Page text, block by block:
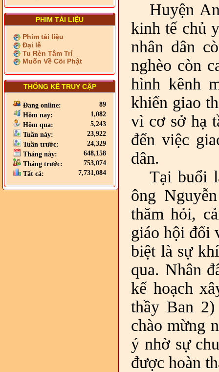
PHIM TÀI LIỆU
Phim tài liệu
Đại lễ
Tu Rèn Tâm Trí
Muốn Về Cõi Phật
THỐNG KÊ TRUY CẬP
Đang online:
89
Hôm nay:
1,082
Hôm qua:
5,243
Tuần này:
23,922
Tuần trước:
24,329
Tháng này:
648,158
Tháng trước:
753,074
Tất cả:
7,731,084
Huyện
kinh tế chủ
nhân dân
nghèo còn
hình kênh
khiến giao
vì cơ sở hạ
đến việc
dân.
Tại buổi
ông
thăm hỏi,
giáo hội đối
biệt là sự
qua. Nhân
kế hoạch
thầy Ban
chào mừng
ý nhờ sự
được hoàn